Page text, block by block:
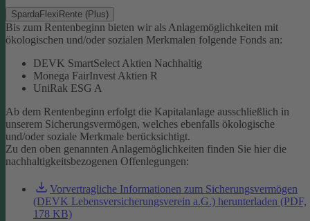
SpardaFlexiRente (Plus)
Bis zum Rentenbeginn bieten wir als Anlagemöglichkeiten mit
ökologischen und/oder sozialen Merkmalen folgende Fonds an:
DEVK SmartSelect Aktien Nachhaltig
Monega FairInvest Aktien R
UniRak ESG A
Ab dem Rentenbeginn erfolgt die Kapitalanlage ausschließlich in
unserem Sicherungsvermögen, welches ebenfalls ökologische
und/oder soziale Merkmale berücksichtigt.
Zu den oben genannten Anlagemöglichkeiten finden Sie hier die
nachhaltigkeitsbezogenen Offenlegungen:
Vorvertragliche Informationen zum Sicherungsvermögen
(DEVK Lebensversicherungsverein a.G.) herunterladen (PDF,
178 KB)